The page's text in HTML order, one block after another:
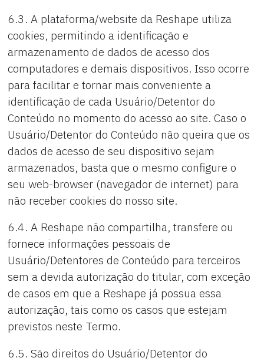
6.3. A plataforma/website da Reshape utiliza
cookies, permitindo a identificação e
armazenamento de dados de acesso dos
computadores e demais dispositivos. Isso ocorre
para facilitar e tornar mais conveniente a
identificação de cada Usuário/Detentor do
Conteúdo no momento do acesso ao site. Caso o
Usuário/Detentor do Conteúdo não queira que os
dados de acesso de seu dispositivo sejam
armazenados, basta que o mesmo configure o
seu web-browser (navegador de internet) para
não receber cookies do nosso site.
6.4. A Reshape não compartilha, transfere ou
fornece informações pessoais de
Usuário/Detentores de Conteúdo para terceiros
sem a devida autorização do titular, com exceção
de casos em que a Reshape já possua essa
autorização, tais como os casos que estejam
previstos neste Termo.
6.5. São direitos do Usuário/Detentor do